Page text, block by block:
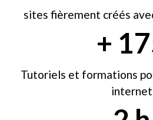
sites fièrement créés
+
Tutoriels et formations
internet